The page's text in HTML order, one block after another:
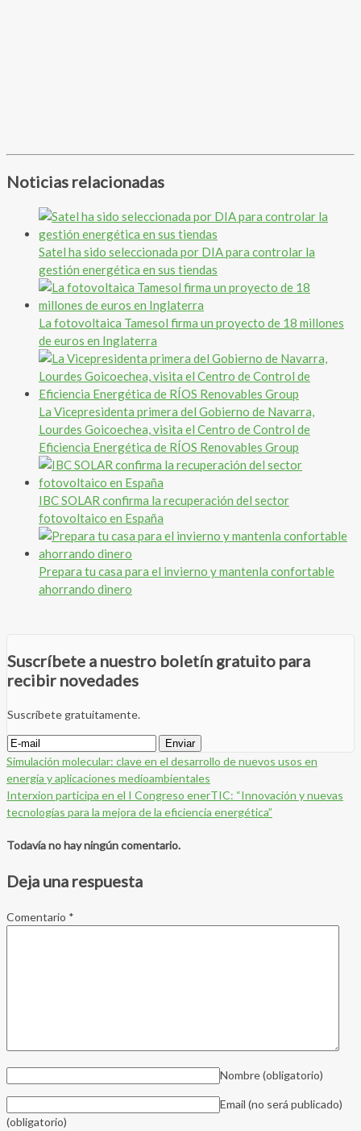
Noticias relacionadas
Satel ha sido seleccionada por DIA para controlar la
gestión energética en sus tiendas
La fotovoltaica Tamesol firma un proyecto de 18 millones
de euros en Inglaterra
La Vicepresidenta primera del Gobierno de Navarra,
Lourdes Goicoechea, visita el Centro de Control de
Eficiencia Energética de RÍOS Renovables Group
IBC SOLAR confirma la recuperación del sector
fotovoltaico en España
Prepara tu casa para el invierno y mantenla confortable
ahorrando dinero
Suscríbete a nuestro boletín gratuito para
recibir novedades
Suscríbete gratuitamente.
Simulación molecular: clave en el desarrollo de nuevos usos en
energía y aplicaciones medioambientales
Interxion participa en el I Congreso enerTIC: “Innovación y nuevas
tecnologías para la mejora de la eficiencia energética”
Todavía no hay ningún comentario.
Deja una respuesta
Comentario *
Nombre(obligatorio)
Email (no será publicado)
(obligatorio)